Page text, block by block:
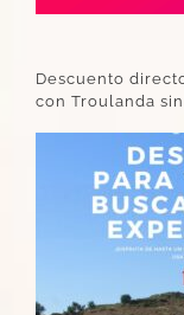
Descuento
con Troulanda